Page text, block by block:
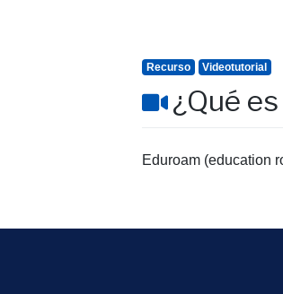
Recurso Videotutorial
¿Qué
Eduroam (education